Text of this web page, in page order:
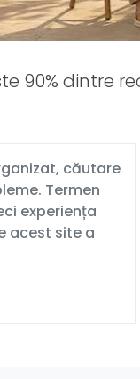
90% dintre
căutare
Termen
experiența
acest site a